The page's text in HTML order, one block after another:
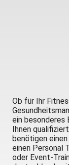
Ob für Ihr
ein besonderes
Ihnen
benötigen
einen Personal
oder Event-